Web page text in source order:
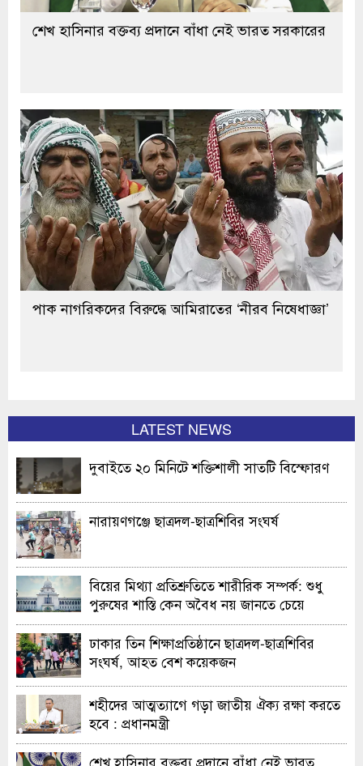
শেখ হাসিনার বক্তব্য প্রদানে বাঁধা নেই ভারত সরকারের
পাক নাগরিকদের বিরুদ্ধে আমিরাতের ‘নীরব নিষেধাজ্ঞা’
LATEST NEWS
দুবাইতে ২০ মিনিটে শক্তিশালী সাতটি বিস্ফোরণ
নারায়ণগঞ্জে ছাত্রদল-ছাত্রশিবির সংঘর্ষ
বিয়ের মিথ্যা প্রতিশ্রুতিতে শারীরিক সম্পর্ক: শুধু
পুরুষের শাস্তি কেন অবৈধ নয় জানতে চেয়ে
হাইকোর্টের রুল
ঢাকার তিন শিক্ষাপ্রতিষ্ঠানে ছাত্রদল-ছাত্রশিবির
সংঘর্ষ, আহত বেশ কয়েকজন
শহীদের আত্মত্যাগে গড়া জাতীয় ঐক্য রক্ষা করতে
হবে : প্রধানমন্ত্রী
শেখ হাসিনার বক্তব্য প্রদানে বাঁধা নেই ভারত